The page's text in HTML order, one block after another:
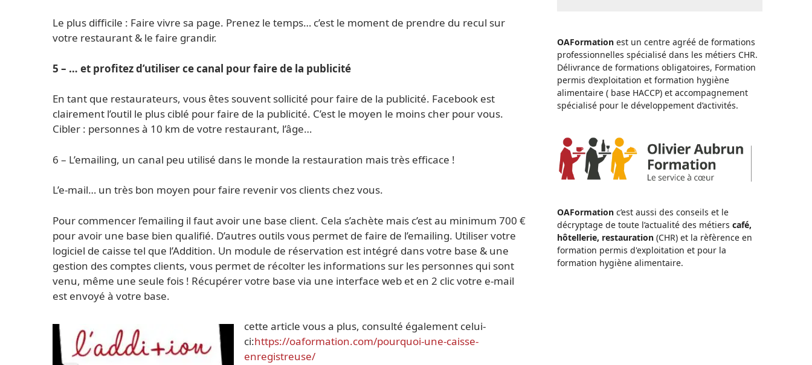
Le plus difficile : Faire vivre sa page. Prenez le temps… c’est le moment de prendre du recul sur
votre restaurant & le faire grandir.
5 – … et profitez d’utiliser ce canal pour faire de la publicité
En tant que restaurateurs, vous êtes souvent sollicité pour faire de la publicité. Facebook est
clairement l’outil le plus ciblé pour faire de la publicité. C’est le moyen le moins cher pour vous.
Cibler : personnes à 10 km de votre restaurant, l’âge…
6 – L’emailing, un canal peu utilisé dans le monde la restauration mais très efficace !
L’e-mail… un très bon moyen pour faire revenir vos clients chez vous.
Pour commencer l’emailing il faut avoir une base client. Cela s’achète mais c’est au minimum 700 €
pour avoir une base bien qualifié. D’autres outils vous permet de faire de l’emailing. Utiliser votre
logiciel de caisse tel que l’Addition. Un module de réservation est intégré dans votre base & une
gestion des comptes clients, vous permet de récolter les informations sur les personnes qui sont
venu, même une seule fois ! Récupérer votre base via une interface web et en 2 clic votre e-mail
est envoyé à votre base.
cette article vous a plus, consulté également celui-
ci:https://oaformation.com/pourquoi-une-caisse-
enregistreuse/
OAFormation est un centre agréé de formations
professionnelles spécialisé dans les métiers CHR.
Délivrance de formations obligatoires, Formation
permis d’exploitation et formation hygiène
alimentaire ( base HACCP) et accompagnement
spécialisé pour le développement d’activités.
OAFormation c’est aussi des conseils et le
décryptage de toute l’actualité des métiers café,
hôtellerie, restauration (CHR) et la rèfèrence en
formation permis d'exploitation et pour la
formation hygiène alimentaire.